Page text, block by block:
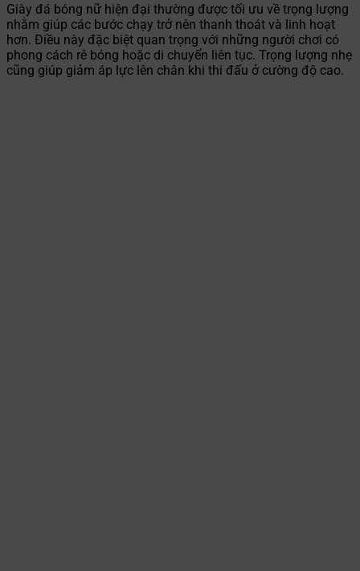
Giày đá bóng nữ hiện đại thường được tối ưu về trọng lượng
nhằm giúp các bước chạy trở nên thanh thoát và linh hoạt
hơn. Điều này đặc biệt quan trọng với những người chơi có
phong cách rê bóng hoặc di chuyển liên tục. Trọng lượng nhẹ
cũng giúp giảm áp lực lên chân khi thi đấu ở cường độ cao.